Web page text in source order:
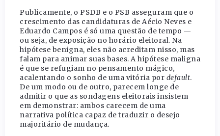
Publicamente, o PSDB e o PSB asseguram que o
crescimento das candidaturas de Aécio Neves e
Eduardo Campos é só uma questão de tempo —
ou seja, de exposição no horário eleitoral. Na
hipótese benigna, eles não acreditam nisso, mas
falam para animar suas bases. A hipótese maligna
é que se refugiam no pensamento mágico,
acalentando o sonho de uma vitória por default.
De um modo ou de outro, parecem longe de
admitir o que as sondagens eleitorais insistem
em demonstrar: ambos carecem de uma
narrativa política capaz de traduzir o desejo
majoritário de mudança.